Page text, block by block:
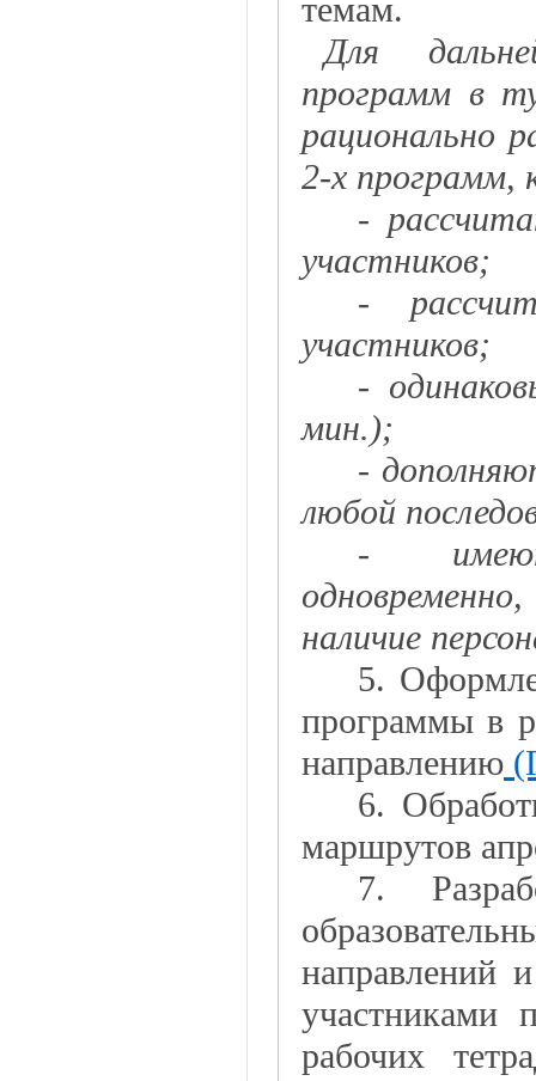
темам.
Для
программ в
рационально
2-х программ,
-
участников;
-
участников;
-
мин.);
-
любой
-
наличие
5.
программы в
направлению
6.
маршрутов
7.
направлений
участниками
рабочих